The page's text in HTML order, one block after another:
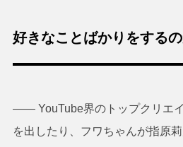
好きなことばかりをする
―― YouTube界のトップクリエ
を出したり、フワちゃんが指原